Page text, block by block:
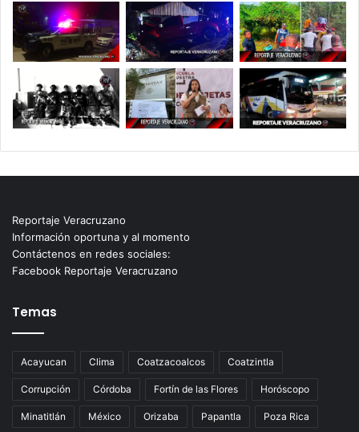
Reportaje Veracruzano
Información oportuna y al momento
Contáctenos en redes sociales:
Facebook Reportaje Veracruzano
Temas
Acayucan Clima Coatzacoalcos Coatzintla
Corrupción Córdoba Fortín de las Flores Horóscopo
Minatitlán México Orizaba Papantla Poza Rica